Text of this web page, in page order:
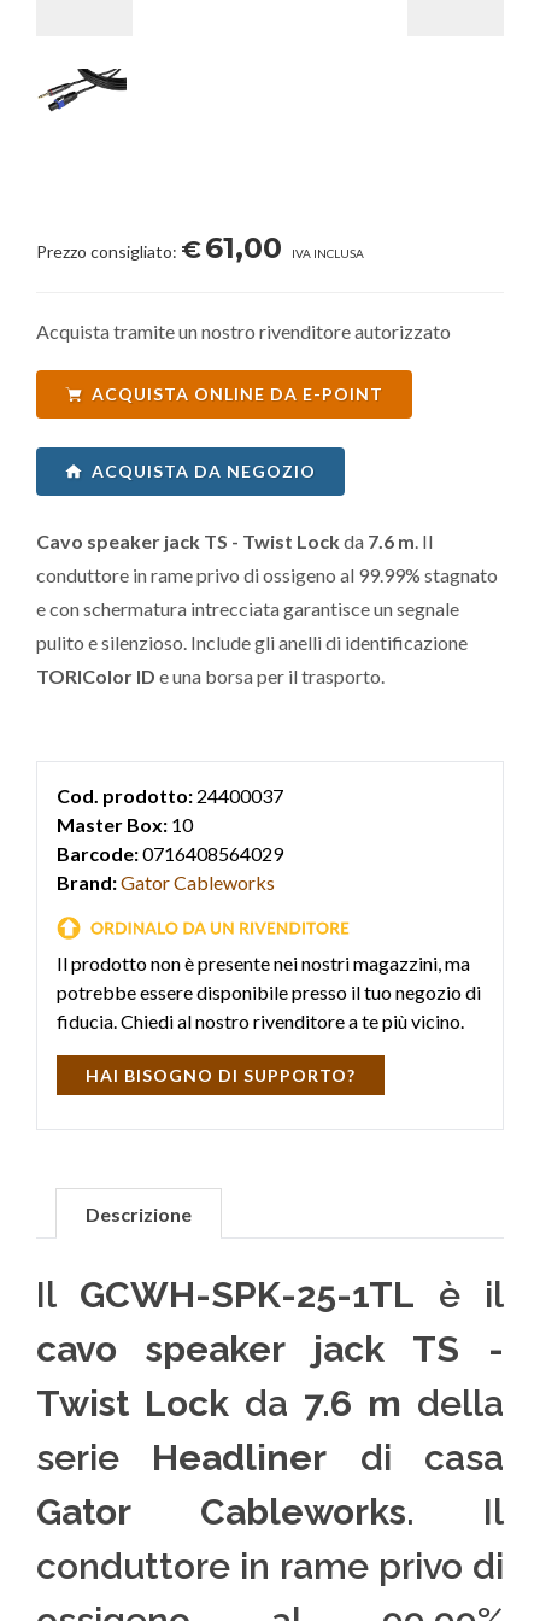
Prezzo consigliato: €61,00 IVA INCLUSA
Acquista tramite un nostro rivenditore autorizzato
ACQUISTA ONLINE DA E-POINT
ACQUISTA DA NEGOZIO
Cavo speaker jack TS - Twist Lockda 7.6 m. Il
conduttore in rame privo di ossigeno al 99.99% stagnato
e con schermatura intrecciata garantisce un segnale
pulito e silenzioso. Include gli anelli di identificazione
TORIColor ID e una borsa per il trasporto.
Cod. prodotto: 24400037
Master Box: 10
Barcode:0716408564029
Brand:Gator Cableworks
Il prodotto non è presente nei nostri magazzini, ma
potrebbe essere disponibile presso il tuo negozio di
fiducia. Chiedi al nostro rivenditore a te più vicino.
HAI BISOGNO DI SUPPORTO?
Descrizione
Il GCWH-SPK-25-1TL è il
cavo speaker jack TS -
Twist Lock da 7.6 m della
serie Headliner di casa
Gator Cableworks. Il
conduttore in rame privo di